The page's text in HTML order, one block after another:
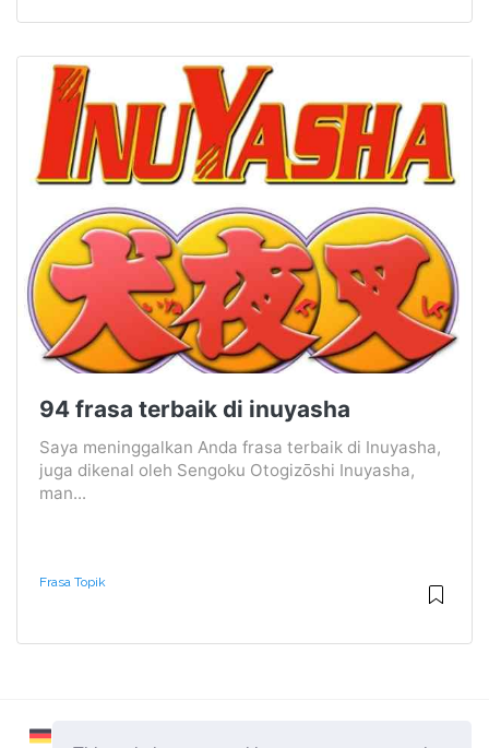
94 frasa terbaik di inuyasha
Saya meninggalkan Anda frasa terbaik di Inuyasha,
juga dikenal oleh Sengoku Otogizōshi Inuyasha,
man...
Frasa Topik